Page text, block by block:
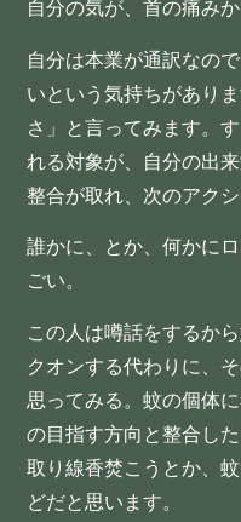
自分の気が、首の痛みか
自分は本業が通訳なの
いという気持ちがあり
さ」と言ってみます。
れる対象が、自分の出
整合が取れ、次のアク
誰かに、とか、何かに
ごい。
この人は噂話をするか
クオンする代わりに、
思ってみる。蚊の個体
の目指す方向と整合し
取り線香焚こうとか、
どだと思います。